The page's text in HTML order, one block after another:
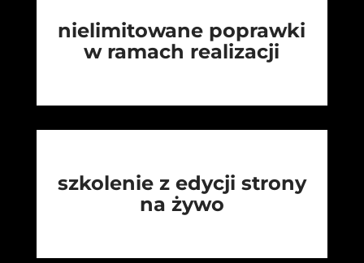
nielimitowane poprawki
w ramach realizacji
szkolenie z edycji strony
na żywo